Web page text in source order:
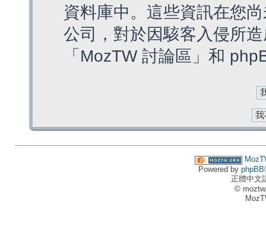
資料庫中。這些資訊在您
公司，對於因駭客入侵所
「MozTW 討論區」和
Powered by phpBB
正體中文
©